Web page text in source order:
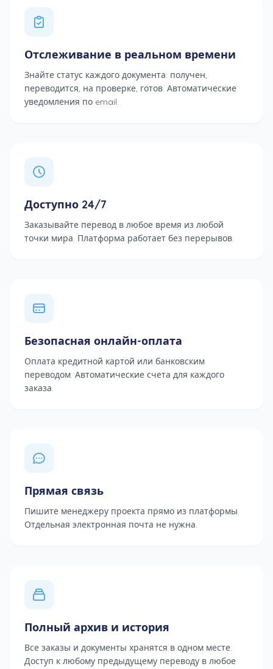
Отслеживание в реальном времени
Знайте статус каждого документа: получен,
переводится, на проверке, готов. Автоматические
уведомления по email.
Доступно 24/7
Заказывайте перевод в любое время из любой
точки мира. Платформа работает без перерывов.
Безопасная онлайн-оплата
Оплата кредитной картой или банковским
переводом. Автоматические счета для каждого
заказа.
Прямая связь
Пишите менеджеру проекта прямо из платформы.
Отдельная электронная почта не нужна.
Полный архив и история
Все заказы и документы хранятся в одном месте.
Доступ к любому предыдущему переводу в любое